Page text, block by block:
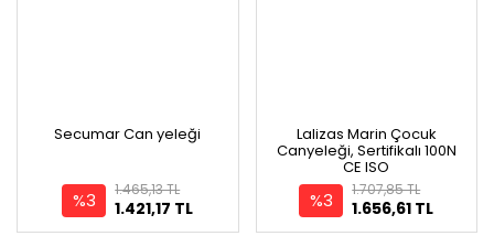
Secumar Can yeleği
%3 1.421,17 TL
1.465,13 TL
Lalizas Marin Çocuk
Canyeleği, Sertifikalı 100N
CE ISO
%3 1.656,61 TL
1.707,85 TL